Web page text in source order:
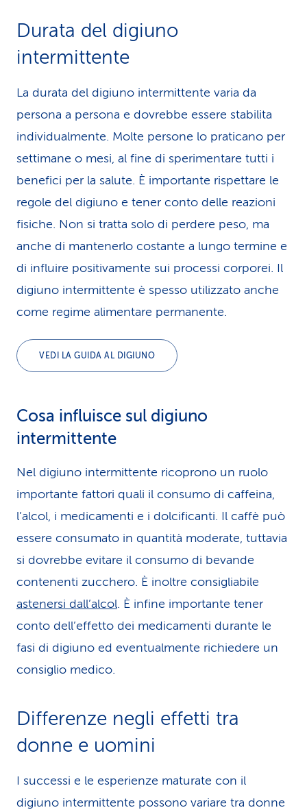
Durata del digiuno
intermittente
La durata del digiuno intermittente varia da
persona a persona e dovrebbe essere stabilita
individualmente. Molte persone lo praticano per
settimane o mesi, al fine di sperimentare tutti i
benefici per la salute. È importante rispettare le
regole del digiuno e tener conto delle reazioni
fisiche. Non si tratta solo di perdere peso, ma
anche di mantenerlo costante a lungo termine e
di influire positivamente sui processi corporei. Il
digiuno intermittente è spesso utilizzato anche
come regime alimentare permanente.
VEDI LA GUIDA AL DIGIUNO
Cosa influisce sul digiuno
intermittente
Nel digiuno intermittente ricoprono un ruolo
importante fattori quali il consumo di caffeina,
l’alcol, i medicamenti e i dolcificanti. Il caffè può
essere consumato in quantità moderate, tuttavia
si dovrebbe evitare il consumo di bevande
contenenti zucchero. È inoltre consigliabile
astenersi dall’alcol. È infine importante tener
conto dell’effetto dei medicamenti durante le
fasi di digiuno ed eventualmente richiedere un
consiglio medico.
Differenze negli effetti tra
donne e uomini
I successi e le esperienze maturate con il
digiuno intermittente possono variare tra donne